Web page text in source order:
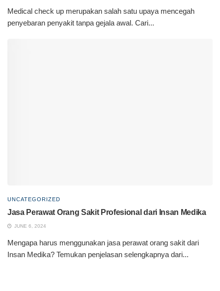
Medical check up merupakan salah satu upaya mencegah
penyebaran penyakit tanpa gejala awal. Cari...
UNCATEGORIZED
Jasa Perawat Orang Sakit Profesional dari Insan Medika
JUNE 6, 2024
Mengapa harus menggunakan jasa perawat orang sakit dari
Insan Medika? Temukan penjelasan selengkapnya dari...